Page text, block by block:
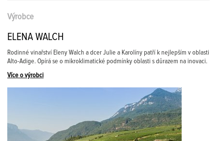
Výrobce
ELENA WALCH
Rodinné vinařství Eleny Walch a dcer Julie a Karolíny patří k nejlepším v oblasti
Alto-Adige. Opírá se o mikroklimatické podmínky oblasti s důrazem na inovaci.
Více o výrobci